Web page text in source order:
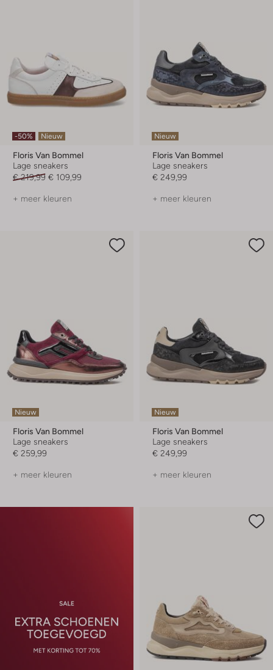
-50% Nieuw
Floris Van Bommel
Lage sneakers
€ 219,99 € 109,99
+ meer kleuren
Nieuw
Floris Van Bommel
Lage sneakers
€ 249,99
+ meer kleuren
Nieuw
Floris Van Bommel
Lage sneakers
€ 259,99
+ meer kleuren
Nieuw
Floris Van Bommel
Lage sneakers
€ 249,99
+ meer kleuren